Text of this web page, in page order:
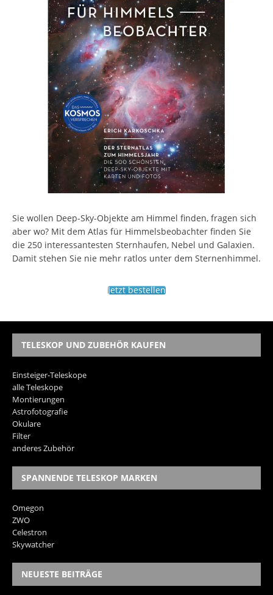
Sie wollen Deep-Sky-Objekte am Himmel finden, fragen sich
aber wo? Mit dem Atlas für Himmelsbeobachter finden Sie
die 250 interessantesten Sternhaufen, Nebel und Galaxien.
Damit stehen Sie nie mehr ratlos unter dem Sternenhimmel.
Jetzt bestellen
TELESKOP UND ZUBEHÖR KAUFEN
Einsteiger-Teleskope
alle Teleskope
Montierungen
Astrofotografie
Okulare
Filter
anderes Zubehör
SPANNENDE TELESKOP MARKEN
Omegon
ZWO
Celestron
Skywatcher
NEUESTE BEITRÄGE